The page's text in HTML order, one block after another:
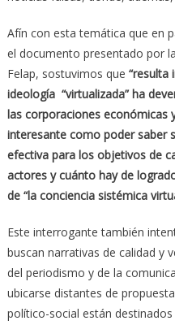
Afín con esta temática que en
el documento presentado por
Felap, sostuvimos que “resulta
ideología “virtualizada” ha
las corporaciones económicas
interesante como poder saber
efectiva para los objetivos de
actores y cuánto hay de
de “la conciencia sistémica
Este interrogante también
buscan narrativas de calidad y
del periodismo y de la
ubicarse distantes de
político-social están